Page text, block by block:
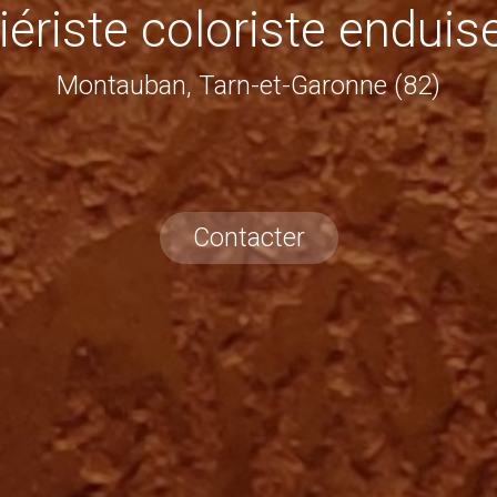
coloriste
Montauban, Tarn-et-Garonne (82)
Contacter